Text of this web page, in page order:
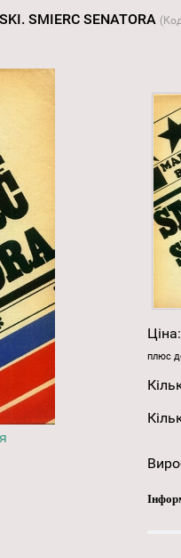
SMIERC SENATORA
Ціна:
плюс